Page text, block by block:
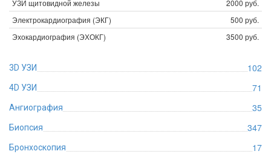
УЗИ щитовидной железы
2000 руб.
Электрокардиография (ЭКГ)
500 руб.
Эхокардиография (ЭХОКГ)
3500 руб.
3D УЗИ 102
4D УЗИ 71
Ангиография 35
Биопсия 347
Бронхоскопия 17